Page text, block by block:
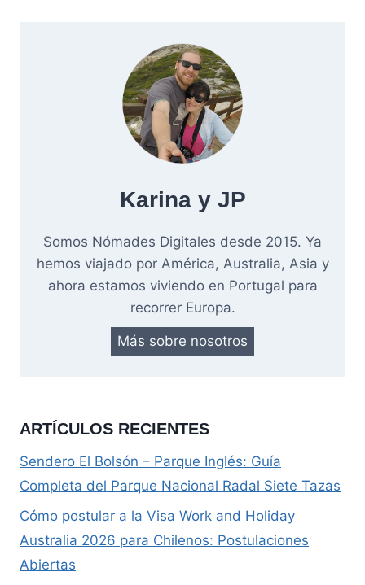
Karina y JP
Somos Nómades Digitales desde 2015. Ya
hemos viajado por América, Australia, Asia y
ahora estamos viviendo en Portugal para
recorrer Europa.
Más sobre nosotros
ARTÍCULOS RECIENTES
Sendero El Bolsón – Parque Inglés: Guía
Completa del Parque Nacional Radal Siete Tazas
Cómo postular a la Visa Work and Holiday
Australia 2026 para Chilenos: Postulaciones
Abiertas